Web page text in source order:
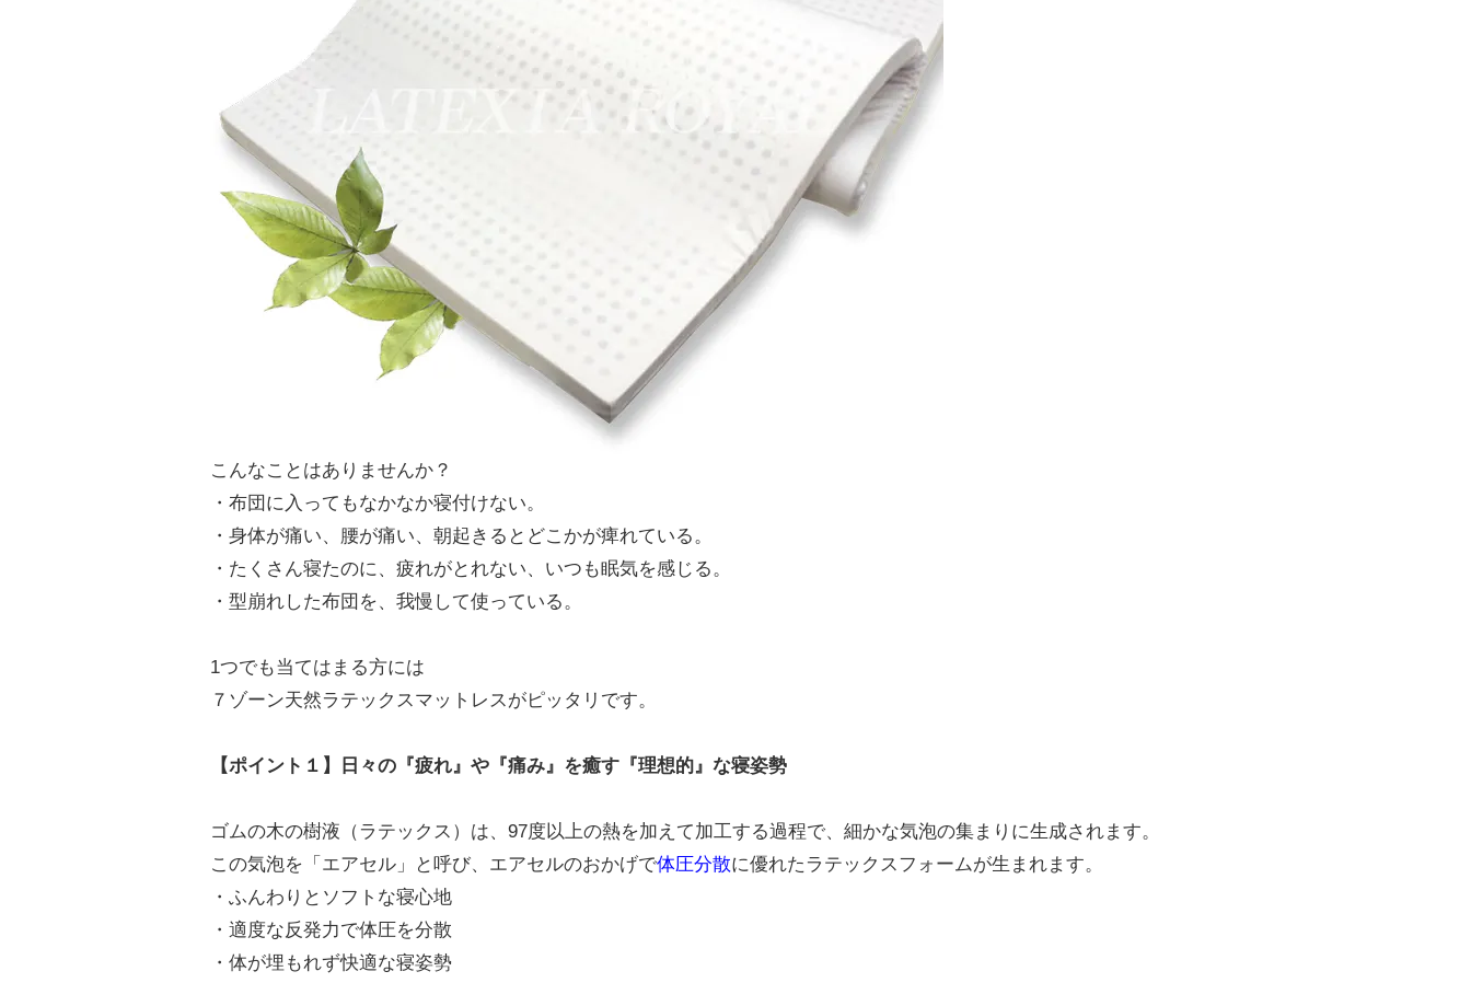
こんなことはありませんか？
・布団に入ってもなかなか寝付けない。
・身体が痛い、腰が痛い、朝起きるとどこかが痺れている。
・たくさん寝たのに、疲れがとれない、いつも眠気を感じる。
・型崩れした布団を、我慢して使っている。
1つでも当てはまる方には
７ゾーン天然ラテックスマットレスがピッタリです。
【ポイント１】日々の『疲れ』や『痛み』を癒す『理想的』な寝姿勢
ゴムの木の樹液（ラテックス）は、97度以上の熱を加えて加工する過程で、細かな気泡の集まりに生成されます。
この気泡を「エアセル」と呼び、エアセルのおかげで体圧分散に優れたラテックスフォームが生まれます。
・ふんわりとソフトな寝心地
・適度な反発力で体圧を分散
・体が埋もれず快適な寝姿勢